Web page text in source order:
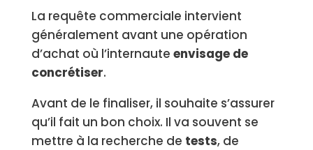
La requête commerciale intervient
généralement avant une opération
d’achat où l’internaute envisage de
concrétiser.
Avant de le finaliser, il souhaite s’assurer
qu’il fait un bon choix. Il va souvent se
mettre à la recherche de tests, de